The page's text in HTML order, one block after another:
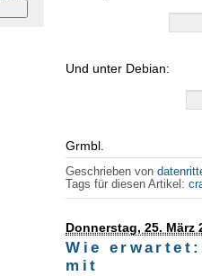
Und unter Debian:
Grmbl.
Geschrieben von
Tags für diesen Artikel:
Donnerstag, 25. März
Wie erwartet:
mit